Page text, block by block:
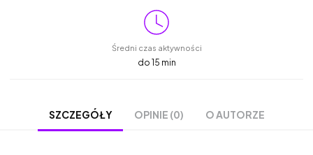
Średni czas aktywności
do 15 min
SZCZEGÓŁY OPINIE (0) O AUTORZE